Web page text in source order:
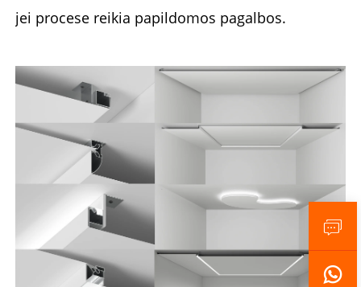
jei procese reikia papildomos pagalbos.